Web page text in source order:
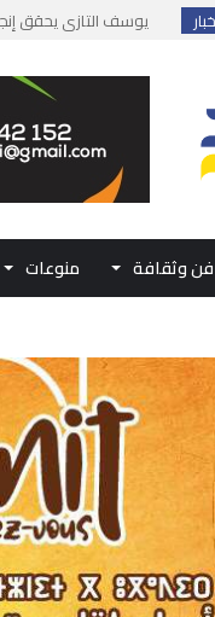
إطلاق حصة إضافية من
بلاغ من الديوان الملكي...
حفل الولاء بتطوان..
فن وثقافة منوعات